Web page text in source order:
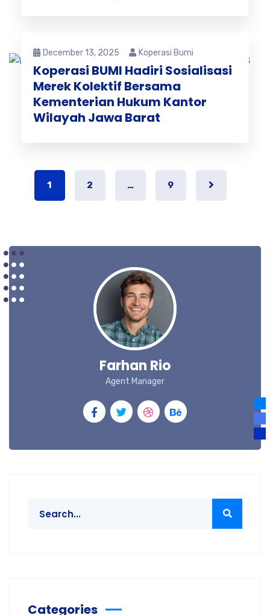
December 13, 2025 Koperasi Bumi
Koperasi BUMI Hadiri Sosialisasi
Merek Kolektif Bersama
Kementerian Hukum Kantor
Wilayah Jawa Barat
1 2 … 9
Farhan Rio
Agent Manager
Categories